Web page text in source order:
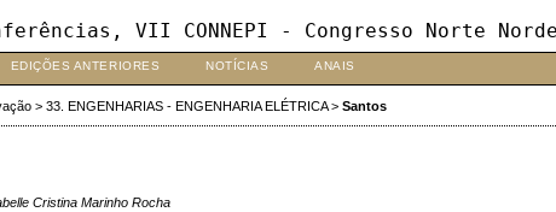
VII CONNEPI - Congresso Norte
EDIÇÕES ANTERIORES NOTÍCIAS ANAIS
> 33. ENGENHARIAS - ENGENHARIA ELÉTRICA> Santos
Cristina Marinho Rocha